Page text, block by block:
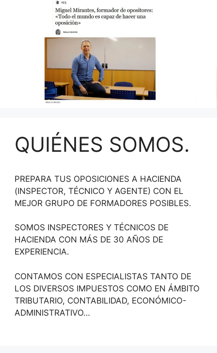
QUIÉNES SOMOS.
PREPARA TUS OPOSICIONES A HACIENDA
(INSPECTOR, TÉCNICO Y AGENTE) CON EL
MEJOR GRUPO DE FORMADORES POSIBLES.
SOMOS INSPECTORES Y TÉCNICOS DE
HACIENDA CON MÁS DE 30 AÑOS DE
EXPERIENCIA.
CONTAMOS CON ESPECIALISTAS TANTO DE
LOS DIVERSOS IMPUESTOS COMO EN ÁMBITO
TRIBUTARIO, CONTABILIDAD, ECONÓMICO-
ADMINISTRATIVO…